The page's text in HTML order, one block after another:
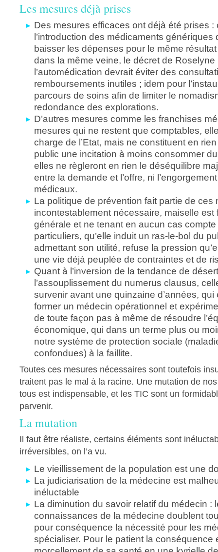
Les mesures déjà prises
Des mesures efficaces ont déjà été prises :
l’introduction des médicaments génériques
baisser les dépenses pour le même
dans la même veine, le décret de
l’automédication devrait éviter des
remboursements inutiles ; idem pour
parcours de soins afin de limiter le
redondance des explorations.
D’autres mesures comme les franchises
mesures qui ne restent que comptables,
charge de l’Etat, mais ne constituent en
public une incitation à moins consommer
elles ne règleront en rien le déséquilibre
entre la demande et l’offre, ni
médicaux.
La politique de prévention fait partie de ces
incontestablement nécessaire, maiselle est
générale et ne tenant en aucun cas
particuliers, qu’elle induit un ras-le-bol du
admettant son utilité, refuse la pression
une vie déjà peuplée de contraintes et de
Quant à l’inversion de la tendance de
l’assouplissement du numerus clausus,
survenir avant une quinzaine d’années, qui
former un médecin opérationnel et
de toute façon pas à même de résoudre
économique, qui dans un terme plus ou
notre système de protection sociale
confondues) à la faillite.
Toutes ces mesures nécessaires sont toutefois
traitent pas le mal à la racine. Une mutation de
tous est indispensable, et les TIC sont un
parvenir.
La mutation
Il faut être réaliste, certains éléments sont
irréversibles, on l’a vu.
Le vieillissement de la population est une
La judiciarisation de la médecine est
inéluctable
La diminution du savoir relatif du médecin :
connaissances de la médecine doublent
pour conséquence la nécessité pour les
spécialiser. Pour le patient la conséquence